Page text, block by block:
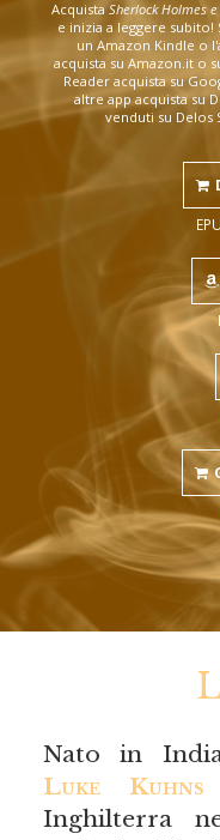
AcquistaSherlock Holmes
e inizia a leggere subito!
un Amazon Kindle o
acquista su Amazon.it o
Reader acquista su
altre app acquista su
venduti su Delos
Nato in
Luke Kuhns
Inghilterra